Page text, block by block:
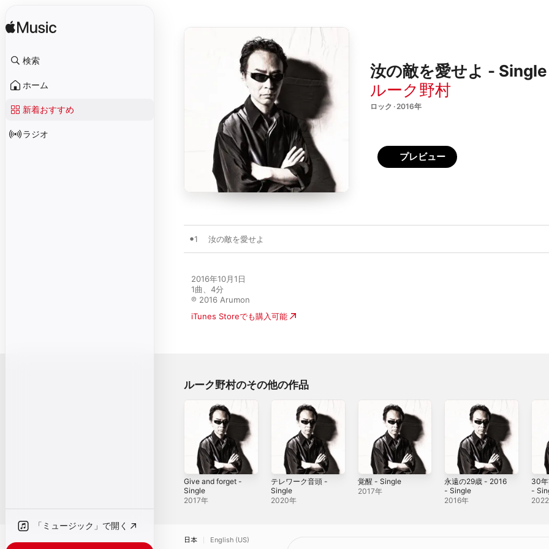
検索
ホーム
新着おすすめ
ラジオ
「ミュージック」で開く
汝の敵を愛せよ - Single
ルーク野村
ロック · 2016年
プレビュー
1 汝の敵を愛せよ
2016年10月1日
1曲、4分
℗ 2016 Arumon
iTunes Storeでも購入可能
ルーク野村のその他の作品
Give and forget -
Single
2017年
テレワーク音頭 -
Single
2020年
覚醒 - Single
2017年
永遠の29歳 - 2016
- Single
2016年
30
-
日本 English (US)